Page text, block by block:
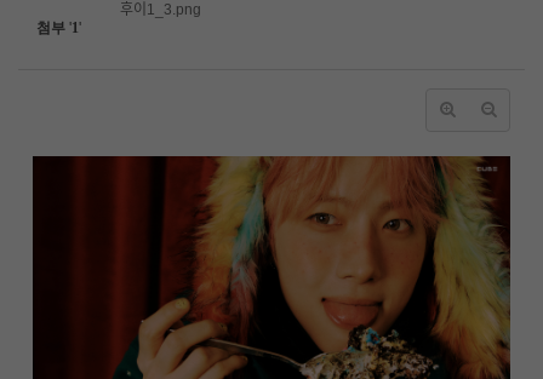
첨부 '1'
후이1_3.png